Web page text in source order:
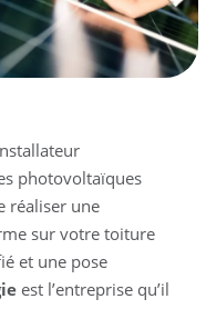
photovoltaïques
réaliser une
sur votre toiture
et une pose
est l’entreprise qu’il